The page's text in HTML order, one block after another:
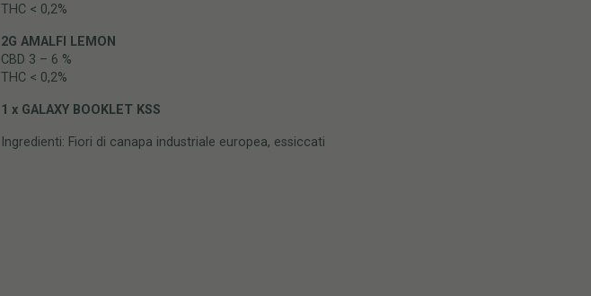
THC < 0,2%
2G AMALFI LEMON
CBD 3 – 6 %
THC < 0,2%
1 x GALAXY BOOKLET KSS
Ingredienti: Fiori di canapa industriale europea, essiccati